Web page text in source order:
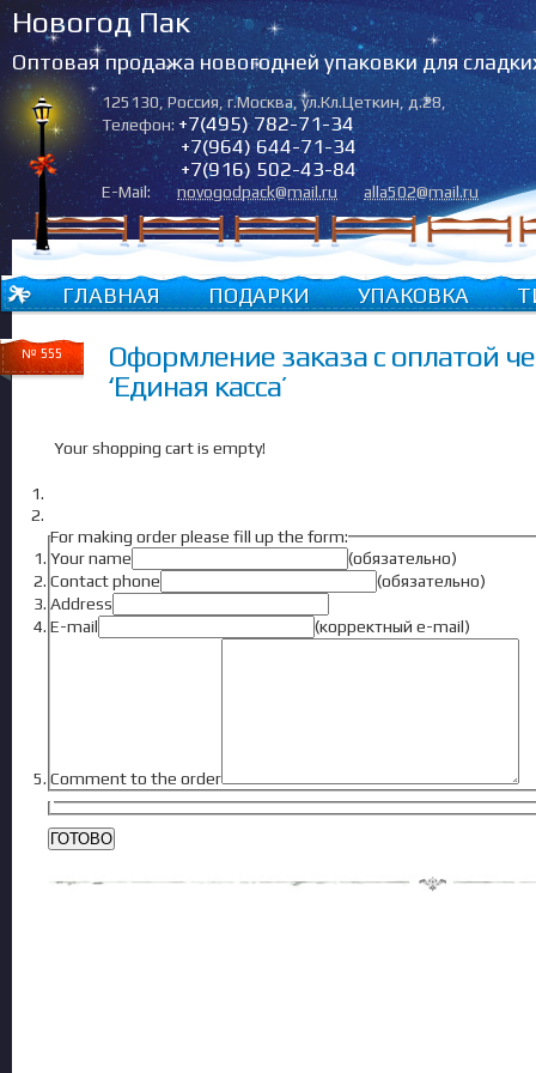
Новогод Пак
Оптовая продажа новогодней упаковки для
125130,Россия,г.Москва,ул.Кл.Цеткин, д.28
Телефон: +7(495) 782-71-34
+7(964) 644-71-34
+7(916) 502-43-84
E-Mail: novogodpack@mail.ru alla502@mail.ru
ГЛАВНАЯ ПОДАРКИ УПАКОВКА
№ 555
Оформление заказа с оплатой
‘Единая касса’
Your shopping cart is empty!
For making order please fill up the form:
Your name
(обязательно)
Contact phone
(обязательно)
Address
E-mail
(корректный e-mail)
Comment to the order